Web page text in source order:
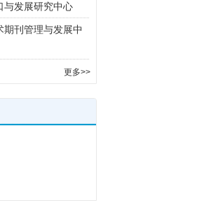
与发展研究中心
期刊管理与发展中
更多>>